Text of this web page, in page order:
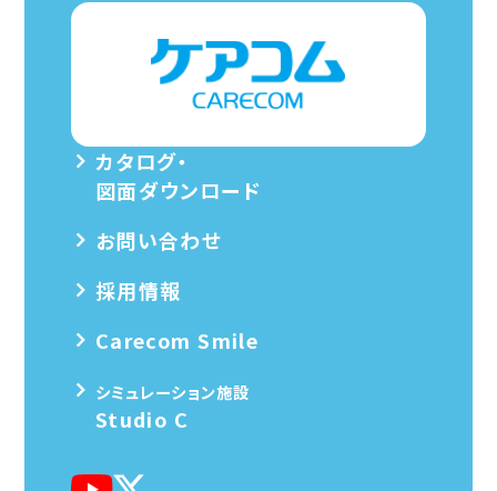
カタログ・
図面ダウンロード
お問い合わせ
採用情報
Carecom Smile
シミュレーション施設
Studio C